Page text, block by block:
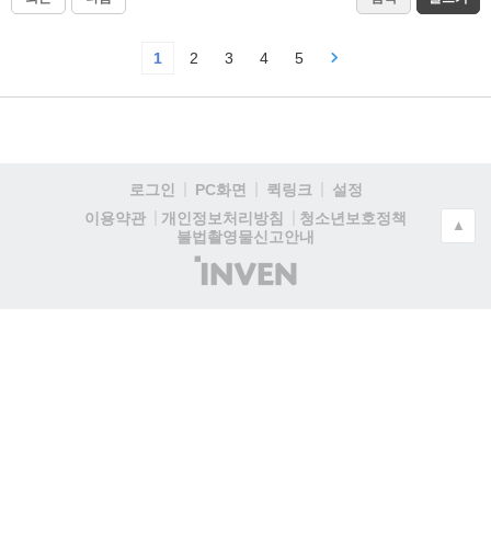
1 2 3 4 5
로그인 PC화면 퀵링크
설정
이용약관
개인정보처리방침
청소년보호정책
불법촬영물신고안내
(주)
인
▲